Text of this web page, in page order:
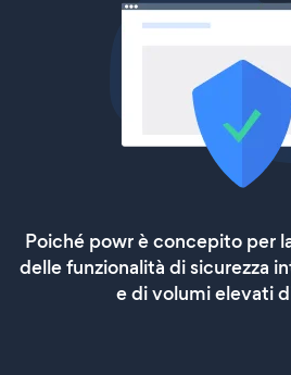
Poiché powr è concepito per
delle funzionalità di sicurezza
e di volumi elevati